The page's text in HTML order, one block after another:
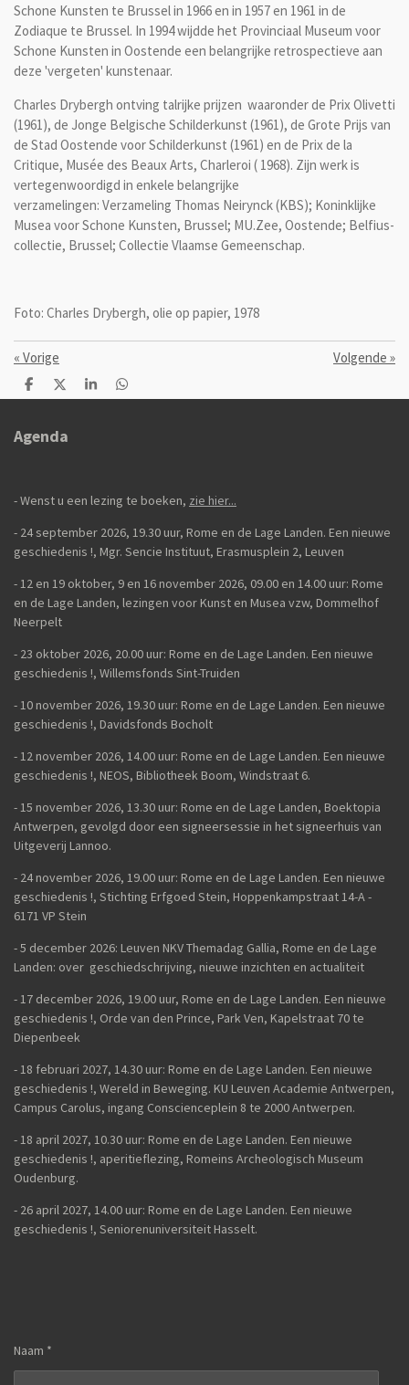
Schone Kunsten te Brussel in 1966 en in 1957 en 1961 in de
Zodiaque te Brussel. In 1994 wijdde het Provinciaal Museum voor
Schone Kunsten in Oostende een belangrijke retrospectieve aan
deze 'vergeten' kunstenaar.
Charles Drybergh ontving talrijke prijzen waaronderde Prix Olivetti
(1961), de Jonge Belgische Schilderkunst (1961), de Grote Prijs van
de Stad Oostende voor Schilderkunst (1961) en de Prix de la
Critique, Musée des Beaux Arts, Charleroi ( 1968). Zijn werk is
vertegenwoordigd in enkele belangrijke
verzamelingen: Verzameling Thomas Neirynck (KBS); Koninklijke
Musea voor Schone Kunsten, Brussel; MU.Zee, Oostende; Belfius-
collectie, Brussel; Collectie Vlaamse Gemeenschap.
Foto: Charles Drybergh, olie op papier, 1978
« Vorige Volgende »
D
e
e
n
D
e
l
S
h
D
e
Agenda
- Wenst u een lezing te boeken, zie hier...
- 24 september 2026, 19.30 uur, Rome en de Lage Landen. Een nieuwe
geschiedenis !, Mgr. Sencie Instituut, Erasmusplein 2, Leuven
-12 en 19 oktober, 9 en 16 november 2026, 09.00 en 14.00 uur: Rome
en de Lage Landen, lezingen voor Kunst en Musea vzw, Dommelhof
Neerpelt
- 23 oktober 2026, 20.00 uur: Rome en de Lage Landen. Een nieuwe
geschiedenis !, Willemsfonds Sint-Truiden
- 10 november 2026, 19.30 uur: Rome en de Lage Landen. Een nieuwe
geschiedenis !, Davidsfonds Bocholt
- 12 november 2026, 14.00 uur: Rome en de Lage Landen. Een nieuwe
geschiedenis !, NEOS, Bibliotheek Boom, Windstraat 6.
- 15 november 2026, 13.30 uur: Rome en de Lage Landen, Boektopia
Antwerpen, gevolgd door een signeersessie in het signeerhuis van
Uitgeverij Lannoo.
- 24 november 2026, 19.00 uur: Rome en de Lage Landen. Een nieuwe
geschiedenis !, Stichting Erfgoed Stein, Hoppenkampstraat 14-A -
6171 VP Stein
- 5 december 2026: Leuven NKV Themadag Gallia, Rome en de Lage
Landen: over geschiedschrijving, nieuwe inzichten en actualiteit
-17 december 2026, 19.00 uur, Rome en de Lage Landen. Een nieuwe
geschiedenis !, Orde van den Prince, Park Ven, Kapelstraat 70 te
Diepenbeek
- 18 februari 2027, 14.30 uur: Rome en de Lage Landen. Een nieuwe
geschiedenis !, Wereld in Beweging. KU Leuven Academie Antwerpen,
Campus Carolus, ingang Conscienceplein 8 te 2000 Antwerpen.
- 18 april 2027, 10.30 uur: Rome en de Lage Landen. Een nieuwe
geschiedenis !, aperitieflezing, Romeins Archeologisch Museum
Oudenburg.
- 26 april 2027, 14.00 uur: Rome en de Lage Landen. Een nieuwe
geschiedenis !, Seniorenuniversiteit Hasselt.
Naam *